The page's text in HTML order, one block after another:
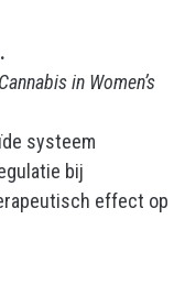
in Women’s
systeem
bij
effect op